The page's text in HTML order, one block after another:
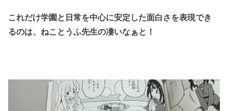
これだけ学園と日常を中心に安定した面白さを表現でき
るのは、ねことうふ先生の凄いなぁと！